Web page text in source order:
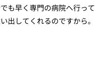
も早く専門の病院へ行っ
出してくれるのですから。